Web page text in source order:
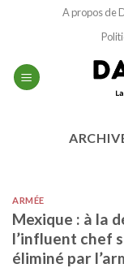
A propos de
ARMÉE
Mexique : à la
l’influent chef
éliminé par